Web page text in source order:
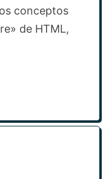
conceptos
de HTML,